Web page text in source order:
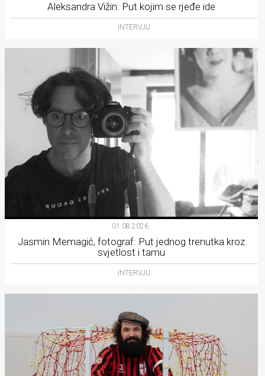
Aleksandra Vižin: Put kojim se rjeđe ide
INTERVJU
01.08.2026.
Jasmin Memagić, fotograf: Put jednog trenutka kroz
svjetlost i tamu
INTERVJU